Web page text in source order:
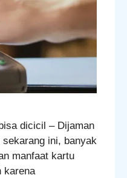
dicicil – Dijaman
ini, banyak
manfaat kartu
karena